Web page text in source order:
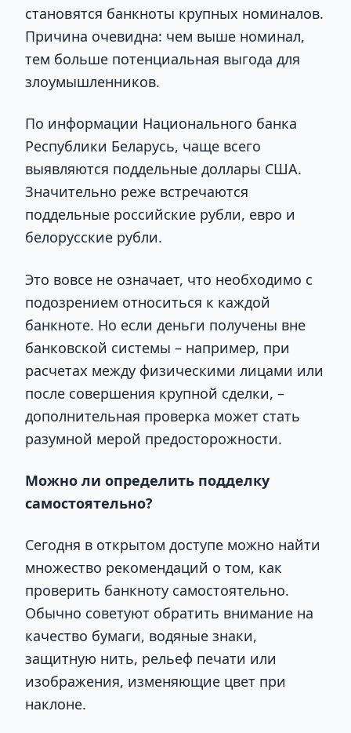
становятся банкноты крупных номиналов.
Причина очевидна: чем выше номинал,
тем больше потенциальная выгода для
злоумышленников.
По информации Национального банка
Республики Беларусь, чаще всего
выявляются поддельные доллары США.
Значительно реже встречаются
поддельные российские рубли, евро и
белорусские рубли.
Это вовсе не означает, что необходимо с
подозрением относиться к каждой
банкноте. Но если деньги получены вне
банковской системы – например, при
расчетах между физическими лицами или
после совершения крупной сделки, –
дополнительная проверка может стать
разумной мерой предосторожности.
Можно ли определить подделку
самостоятельно?
Сегодня в открытом доступе можно найти
множество рекомендаций о том, как
проверить банкноту самостоятельно.
Обычно советуют обратить внимание на
качество бумаги, водяные знаки,
защитную нить, рельеф печати или
изображения, изменяющие цвет при
наклоне.